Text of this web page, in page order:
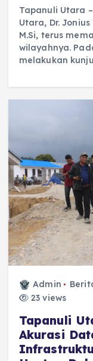
Tapanuli Utara
Utara, Dr.
M.Si, terus
wilayahnya.
melakukan
Admin
23 views
Tapanuli
Akurasi